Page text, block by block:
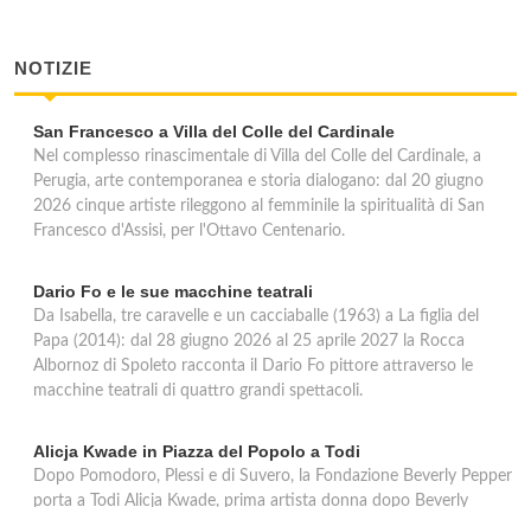
NOTIZIE
San Francesco a Villa del Colle del Cardinale
Nel complesso rinascimentale di Villa del Colle del Cardinale, a
Perugia, arte contemporanea e storia dialogano: dal 20 giugno
2026 cinque artiste rileggono al femminile la spiritualità di San
Francesco d'Assisi, per l'Ottavo Centenario.
Dario Fo e le sue macchine teatrali
Da Isabella, tre caravelle e un cacciaballe (1963) a La figlia del
Papa (2014): dal 28 giugno 2026 al 25 aprile 2027 la Rocca
Albornoz di Spoleto racconta il Dario Fo pittore attraverso le
macchine teatrali di quattro grandi spettacoli.
Alicja Kwade in Piazza del Popolo a Todi
Dopo Pomodoro, Plessi e di Suvero, la Fondazione Beverly Pepper
porta a Todi Alicja Kwade, prima artista donna dopo Beverly